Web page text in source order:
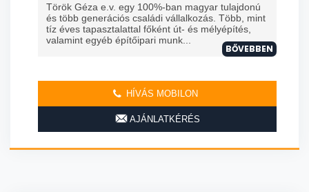
Török Géza e.v. egy 100%-ban magyar tulajdonú
és több generációs családi vállalkozás. Több, mint
tíz éves tapasztalattal főként út- és mélyépítés,
valamint egyéb építőipari munk...
BŐVEBBEN
HÍVÁS MOBILON
AJÁNLATKÉRÉS